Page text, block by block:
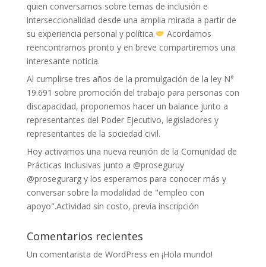
quien conversamos sobre temas de inclusión e
interseccionalidad desde una amplia mirada a partir de
su experiencia personal y política.
Acordamos
reencontrarnos pronto y en breve compartiremos una
interesante noticia.
Al cumplirse tres años de la promulgación de la ley N°
19.691 sobre promoción del trabajo para personas con
discapacidad, proponemos hacer un balance junto a
representantes del Poder Ejecutivo, legisladores y
representantes de la sociedad civil.
Hoy activamos una nueva reunión de la Comunidad de
Prácticas Inclusivas junto a @proseguruy
@prosegurarg y los esperamos para conocer más y
conversar sobre la modalidad de "empleo con
apoyo".Actividad sin costo, previa inscripción
Comentarios recientes
Un comentarista de WordPress en ¡Hola mundo!